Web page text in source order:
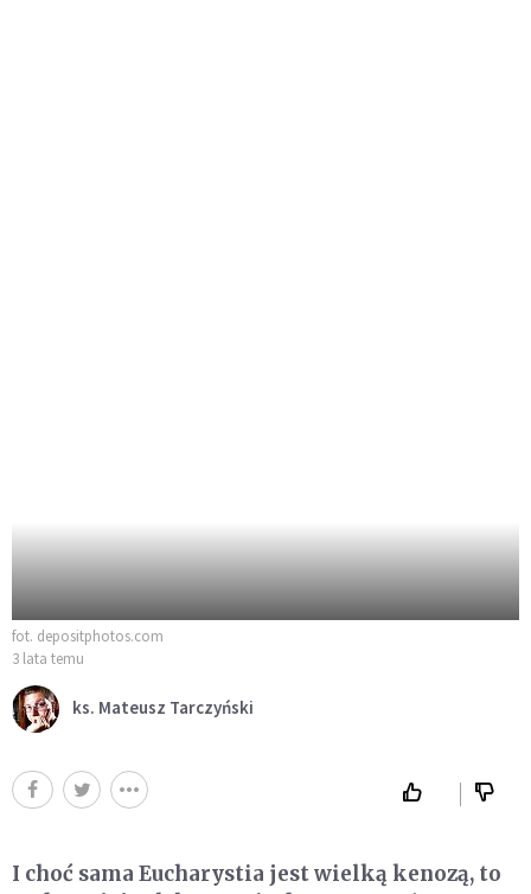
fot. depositphotos.com
3 lata temu
ks. Mateusz Tarczyński
I choć sama Eucharystia jest wielką kenozą, to